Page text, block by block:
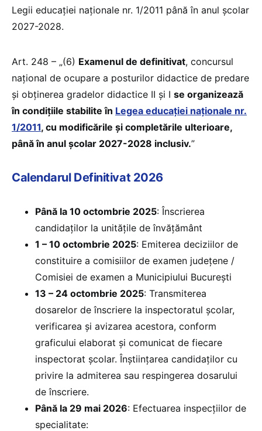
Legii educației naționale nr. 1/2011 până în anul școlar
2027-2028.
Art. 248 – „(6) Examenul de definitivat, concursul
național de ocupare a posturilor didactice de predare
și obținerea gradelor didactice II și I se organizează
în condițiile stabilite în Legea educației naționale nr.
1/2011, cu modificările și completările ulterioare,
până în anul școlar 2027-2028 inclusiv.”
Calendarul Definitivat 2026
Până la 10 octombrie 2025: Înscrierea
candidaților la unitățile de învățământ
1 – 10 octombrie 2025: Emiterea deciziilor de
constituire a comisiilor de examen județene /
Comisiei de examen a Municipiului București
13 – 24 octombrie 2025: Transmiterea
dosarelor de înscriere la inspectoratul școlar,
verificarea și avizarea acestora, conform
graficului elaborat și comunicat de fiecare
inspectorat școlar. Înştiinţarea candidaţilor cu
privire la admiterea sau respingerea dosarului
de înscriere.
Până la 29 mai 2026: Efectuarea inspecțiilor de
specialitate: